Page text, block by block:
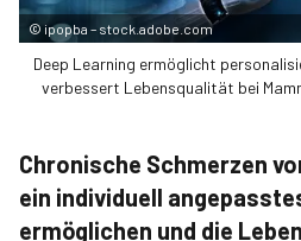
© ipopba – stock.adobe.com
Deep Learning ermöglicht
verbessert Lebensqualität bei
Chronische Schmerzen
ein individuell
ermöglichen und die